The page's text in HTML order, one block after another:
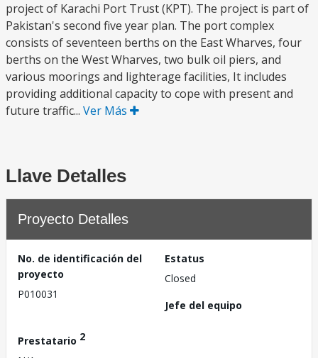
project of Karachi Port Trust (KPT). The project is part of
Pakistan's second five year plan. The port complex
consists of seventeen berths on the East Wharves, four
berths on the West Wharves, two bulk oil piers, and
various moorings and lighterage facilities, It includes
providing additional capacity to cope with present and
future traffic... Ver Más
Llave Detalles
Proyecto Detalles
No. de identificación del
proyecto
P010031
Estatus
Closed
Jefe del equipo
Prestatario 2